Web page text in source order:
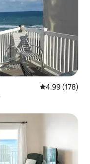
औसत रेटिंग 5 में से
4.99 (178)